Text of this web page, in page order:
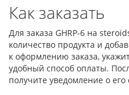
Как заказать
Для заказа GHRP-6 на
количество продукта и
к оформлению заказа,
удобный способ оплаты.
получите уведомление о его